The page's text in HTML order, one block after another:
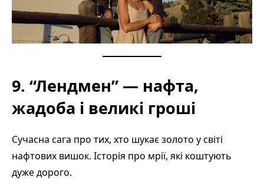
9. “Лендмен” — нафта,
жадоба і великі гроші
Сучасна сага про тих, хто шукає золото у світі
нафтових вишок. Історія про мрії, які коштують
дуже дорого.